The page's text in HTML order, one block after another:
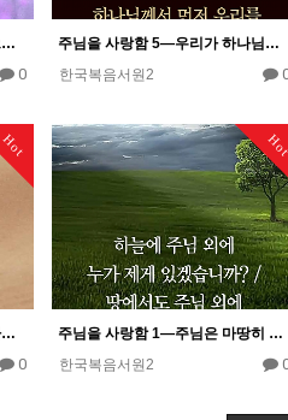
주님을 사랑함 6―우리는 믿음으로 인하여 우리가 뵌 적이 없는 주님을 사랑한다.
0
주님을 사랑함 5―우리가 하나님을 사랑하는 것은 그분께서 먼저 우리를 사랑하시어 우리를 위해 자신을 버리셨기…
한국복음서원2
Hot
주님을 사랑함 2―우리는 첫째가는 사랑으로 주님을 사랑해야 한다.
0
Hot
주님을 사랑함 1―주님은 마땅히 우리가 유일하게 사랑하는 분이시다.
한국복음서원2